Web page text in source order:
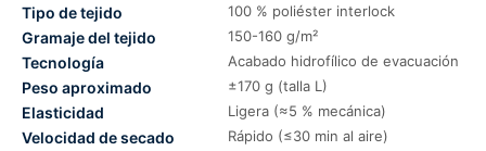
Tipo de tejido 100 % poliéster interlock
Gramaje del tejido 150-160 g/m²
Tecnología Acabado hidrofílico de evacuación
Peso aproximado ±170 g (talla L)
Elasticidad Ligera (≈5 % mecánica)
Velocidad de secado Rápido (≤30 min al aire)